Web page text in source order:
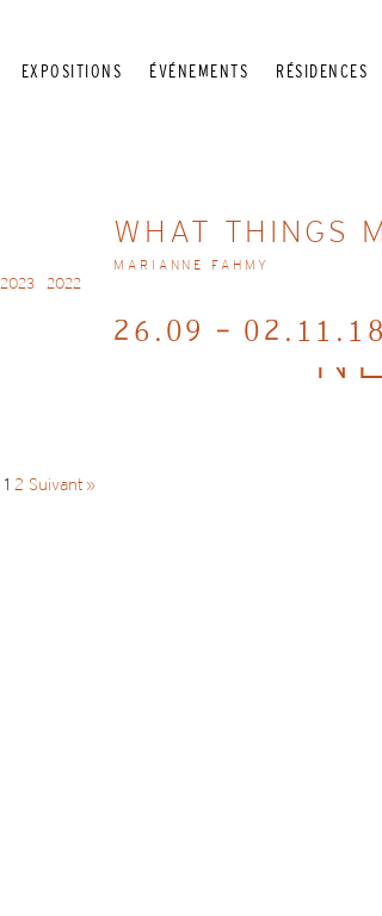
EXPOSITIONS ÉVÉNEMENTS RÉSIDENCES
2023 2022
WHAT THINGS
MARIANNE FAHMY
26.09 - 02.11.18
1 2 Suivant »